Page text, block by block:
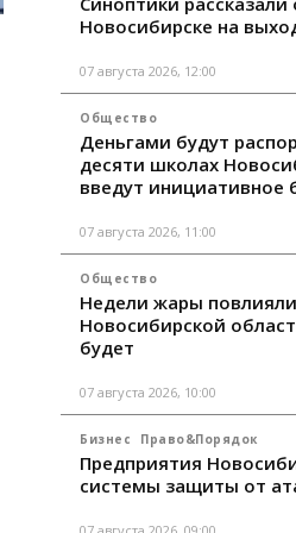
Новосибирске на
07 августа 2026, 12:00
Общество
Деньгами будут
десяти школах
введут
07 августа 2026, 11:00
Общество
Недели жары
Новосибирской
будет
07 августа 2026, 10:00
Бизнес Право&Порядок
Предприятия
системы защиты от